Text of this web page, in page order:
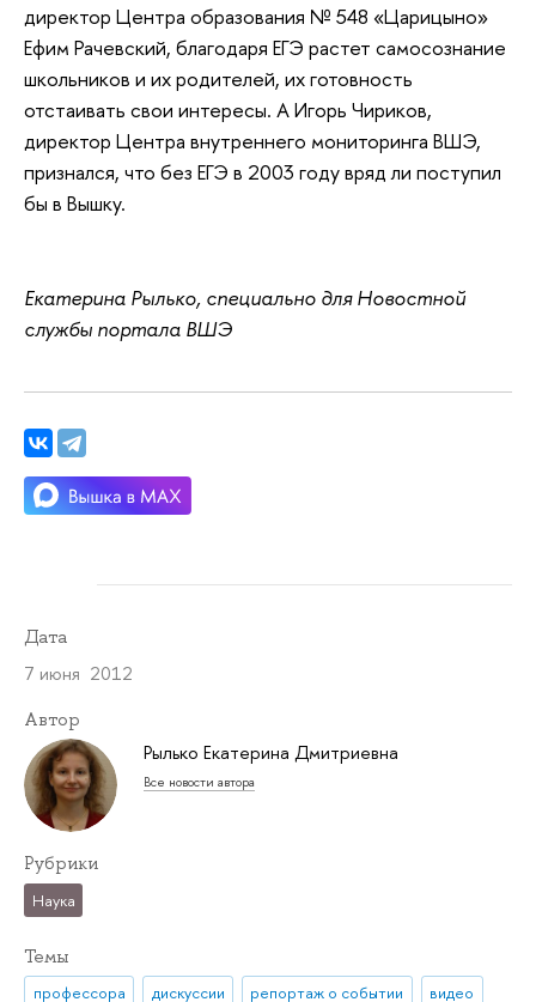
директор Центра образования № 548 «Царицыно»
Ефим Рачевский, благодаря ЕГЭ растет самосознание
школьников и их родителей, их готовность
отстаивать свои интересы. А Игорь Чириков,
директор Центра внутреннего мониторинга ВШЭ,
признался, что без ЕГЭ в 2003 году вряд ли поступил
бы в Вышку.
Екатерина Рылько, специально для Новостной
службы портала ВШЭ
Дата
7 июня 2012
Автор
Рылько Екатерина Дмитриевна
Все новости автора
Рубрики
Наука
Темы
профессора дискуссии репортаж о событии
видео